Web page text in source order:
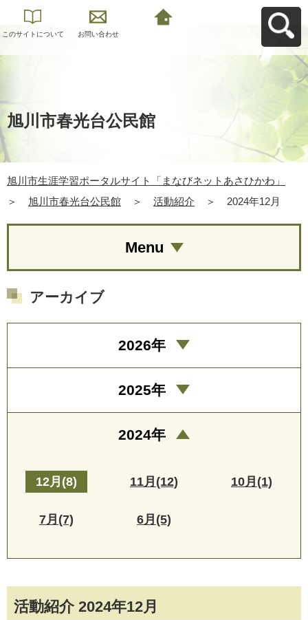
このサイトについて お問い合わせ
旭川市春光台公民館
旭川市生涯学習ポータルサイト「まなびネットあさひかわ」
＞
旭川市春光台公民館 ＞ 活動紹介 ＞ 2024年12月
活動紹介 2024年12月
Menu
アーカイブ
2026年
2025年
2024年
12月(8) 11月(12) 10月(1)
7月(7) 6月(5)